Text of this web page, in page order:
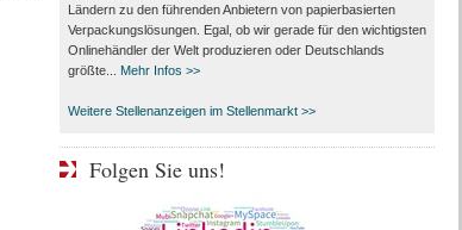
Ländern zu den führenden Anbietern von papier­basierten
Verpackungs­lösungen. Egal, ob wir gerade für den wichtigsten
Onlinehändler der Welt produzieren oder Deutschlands
größte...
Mehr Infos >>
Weitere Stellenanzeigen im Stellenmarkt >>
Folgen Sie uns!